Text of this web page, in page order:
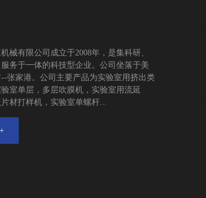
械有限公司成立于2008年，是集科研、
务于一体的科技型企业。公司坐落于美
张家港。公司主要产品为实验室用挤出类
室单层，多层吹膜机，实验室用流延
材打样机，实验室单螺杆...